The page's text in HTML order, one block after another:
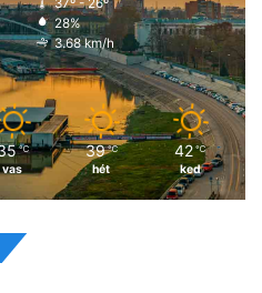
37º - 26º
28%
3.68 km/h
℃
vas
39 ℃
hét
42 ℃
ked